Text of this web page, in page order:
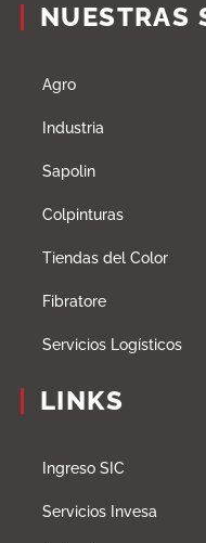
NUESTRAS
Agro
Industria
Sapolin
Colpinturas
Tiendas del Color
Fibratore
Servicios Logísticos
LINKS
Ingreso SIC
Servicios Invesa